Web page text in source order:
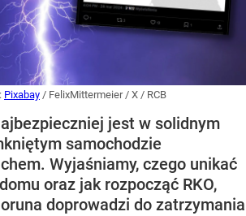
Pixabay / FelixMittermeier / X / RCB
jest w solidnym
samochodzie
Wyjaśniamy, czego unikać
oraz jak rozpocząć RKO,
doprowadzi do zatrzymania